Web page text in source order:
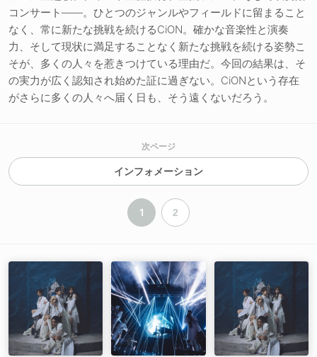
コンサート――。ひとつのジャンルやフィールドに留まること
なく、常に新たな挑戦を続けるCiON。確かな音楽性と演奏
力、そして現状に満足することなく新たな挑戦を続ける姿勢こ
そが、多くの人々を惹きつけている理由だ。今回の結果は、そ
の実力が広く認知され始めた証に過ぎない。CiONという存在
がさらに多くの人々へ届く日も、そう遠くないだろう。
次ページ
インフォメーション
1 2